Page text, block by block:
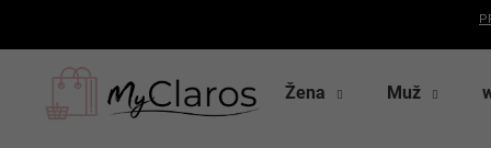
Žena Muž
o
do
obchodu
do
obchodu